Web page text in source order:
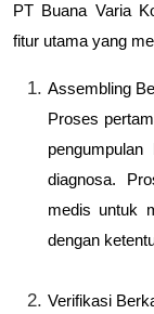
PT Buana Varia
fitur utama yang
Assembling
Proses
diagnosa.
medis untuk
dengan
Verifikasi